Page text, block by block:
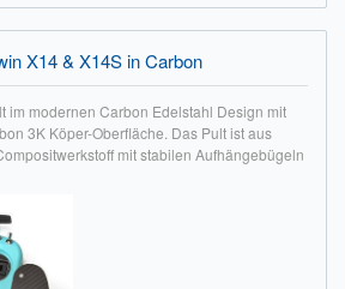
X14 & X14S in Carbon
im modernen Carbon Edelstahl Design mit
3K Köper-Oberfläche. Das Pult ist aus
mit stabilen Aufhängebügeln